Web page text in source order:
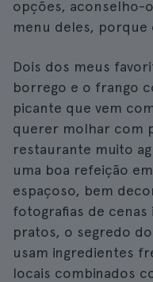
opções, aconselho-
menu deles, porque
Dois dos meus
borrego e o frango
picante que vem
querer molhar com
restaurante muito
uma boa refeição
espaçoso, bem
fotografias de cenas
pratos, o segredo
usam ingredientes
locais combinados